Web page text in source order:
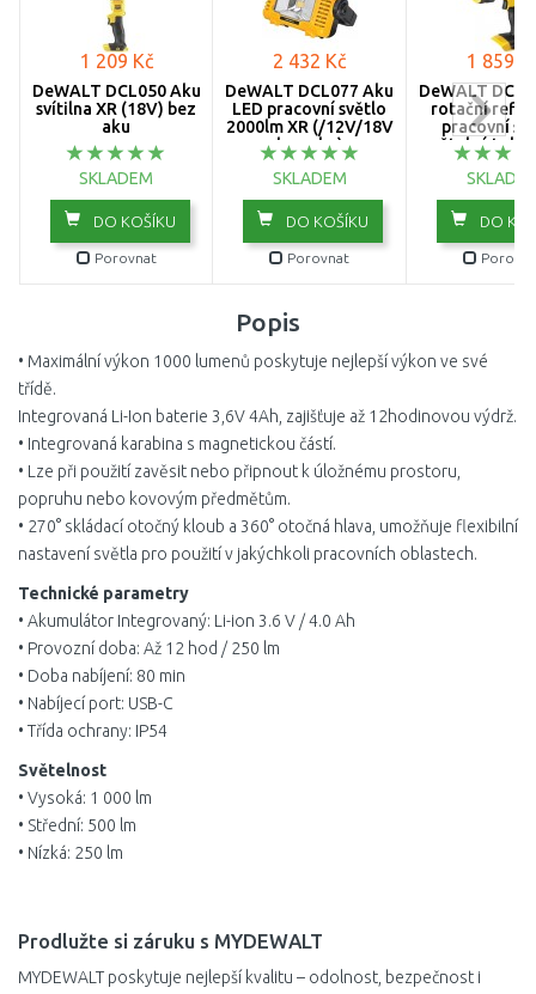
1 209 Kč
DeWALT DCL050 Aku
svítilna XR (18V) bez
aku
SKLADEM
DO KOŠÍKU
Porovnat
2 432 Kč
DeWALT DCL077 Aku
LED pracovní světlo
2000lm XR (/12V/18V
bez aku)
SKLADEM
DO KOŠÍKU
Porovnat
1 859
DeWALT
rotační
pracovní
světelný tok:
XR (18V)
DO
Popis
• Maximální výkon 1000 lumenů poskytuje nejlepší výkon ve své
třídě.
Integrovaná Li-Ion baterie 3,6V 4Ah, zajišťuje až 12hodinovou výdrž.
• Integrovaná karabina s magnetickou částí.
• Lze při použití zavěsit nebo připnout k úložnému prostoru,
popruhu nebo kovovým předmětům.
• 270° skládací otočný kloub a 360° otočná hlava, umožňuje flexibilní
nastavení světla pro použití v jakýchkoli pracovních oblastech.
Technické parametry
• Akumulátor Integrovaný: Li-ion 3.6 V / 4.0 Ah
• Provozní doba: Až 12 hod / 250 lm
• Doba nabíjení: 80 min
• Nabíjecí port: USB-C
• Třída ochrany: IP54
Světelnost
• Vysoká: 1 000 lm
• Střední: 500 lm
• Nízká: 250 lm
Prodlužte si záruku s MYDEWALT
MYDEWALT poskytuje nejlepší kvalitu – odolnost, bezpečnost i